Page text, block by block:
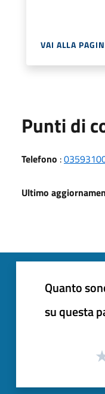
VAI ALLA
Punti di
Telefono :
Ultimo
Quanto
su questa